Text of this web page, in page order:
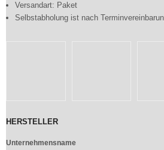
Versandart: Paket
Selbstabholung ist nach
HERSTELLER
Unternehmensname